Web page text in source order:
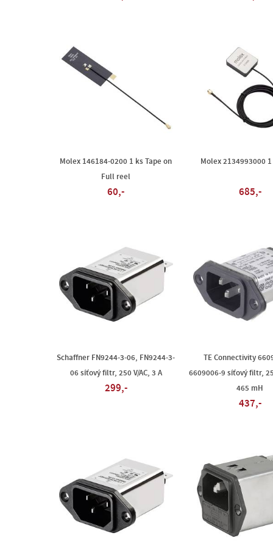
Molex 146184-0200 1 ks Tape on
Full reel
60,-
Molex 2134993000
685,-
Schaffner FN9244-3-06, FN9244-3-
06 síťový filtr, 250 V/AC, 3 A
299,-
TE Connectivity
6609006-9 síťový filtr,
465 mH
437,-